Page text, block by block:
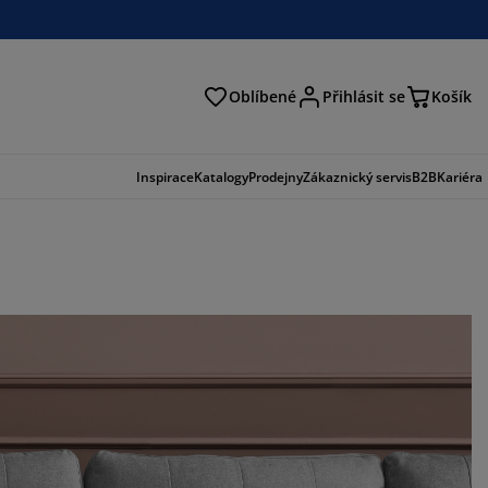
Oblíbené Přihlásit se Košík
InspiraceKatalogyProdejnyZákaznický servisB2BKariéra